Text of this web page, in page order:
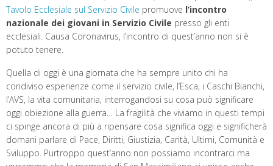
Tavolo Ecclesiale sul Servizio Civile promuove l’incontro
nazionale dei giovani in Servizio Civile presso gli enti
ecclesiali. Causa Coronavirus, l’incontro di quest’anno non si è
potuto tenere.
Quella di oggi è una giornata che ha sempre unito chi ha
condiviso esperienze come il servizio civile, l’Esca, i Caschi Bianchi,
l’AVS, la vita comunitaria, interrogandosi su cosa può significare
oggi obiezione alla guerra… La fragilità che viviamo in questi tempi
ci spinge ancora di più a ripensare cosa significa oggi e significherà
domani parlare di Pace, Diritti, Giustizia, Carità, Ultimi, Comunità e
Sviluppo. Purtroppo quest’anno non possiamo incontrarci ma